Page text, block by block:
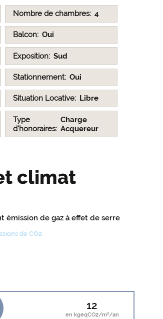
Nombre de chambres 4
Balcon Oui
Exposition Sud
Stationnement Oui
Situation Locative Libre
Type
d'honoraires
Charge
Acquereur
climat
émission de gaz à effet de serre
de CO2
12
en kgeqCO2/m²/an